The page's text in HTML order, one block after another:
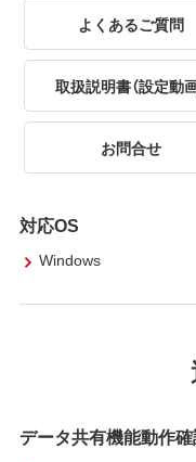
よくあるご質問
取扱説明書（設定動画
お問合せ
対応OS
Windows
データ共有機能動作